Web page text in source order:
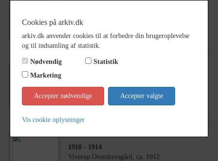
Gymnastikpigehold fra vinteren 1941/42.
Konfirmander i Terslev Kirke
1910 - 1914
Viverup Overdrevsgård, ca. 1912
Cookies på arkiv.dk
arkiv.dk anvender cookies til at forbedre din brugeroplevelse
og til indsamling af statistik.
Nødvendig
Statistik
Marketing
Accepter nødvendige Accepter valgte
Vis cookie oplysninger